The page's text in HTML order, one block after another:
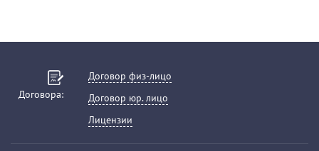
Договора:
Договор физ-лицо
Договор юр. лицо
Лицензии